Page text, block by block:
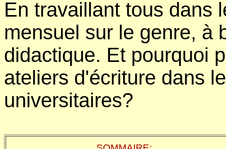
En travaillant tous dans
mensuel sur le genre, à
didactique. Et pourquoi
ateliers d'écriture dans
universitaires?